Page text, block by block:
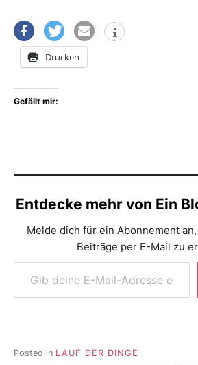
Drucken
Gefällt mir:
Entdecke mehr von Ein
Melde dich für ein Abonnement
Beiträge per E-Mail zu
Gib deine E-Mail-Adresse ein ...
Posted in LAUF DER DINGE